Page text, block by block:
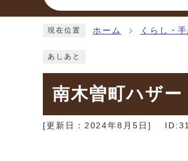
現在位置 ホーム くらし・手
あしあと
南木曽町ハザ
[更新日： 2024年8月5日 ]